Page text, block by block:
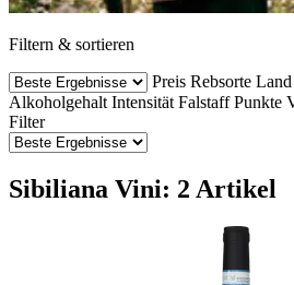
Filtern & sortieren
Preis Rebsorte Land
Alkoholgehalt Intensität Falstaff Punkte
Filter
Sibiliana Vini: 2 Artikel